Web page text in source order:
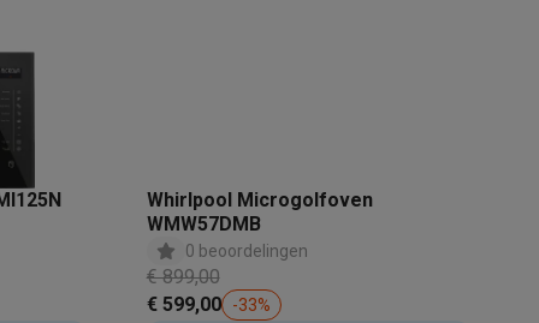
Whirlpool Microgolfoven
WMW57DMB
0 beoordelingen
€ 899,00
€ 599,00
-33%